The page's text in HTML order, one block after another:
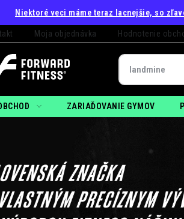
Niektoré veci máme teraz lacnejšie, so
Moja objednávka Hodnotenie
ZARIAĎOVANIE GYMOV